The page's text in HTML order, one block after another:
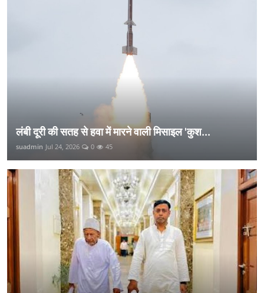
लंबी दूरी की सतह से हवा में मारने वाली मिसाइल 'कुश...
suadmin Jul 24, 2026 0 45